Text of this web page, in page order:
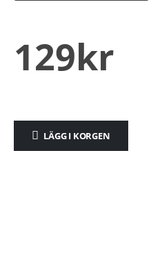
129kr
LÄGG I KORGEN